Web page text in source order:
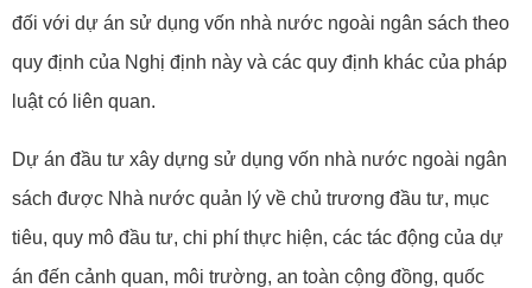
đối với dự án sử dụng vốn nhà nước ngoài ngân sách theo
quy định của Nghị định này và các quy định khác của pháp
luật có liên quan.
Dự án đầu tư xây dựng sử dụng vốn nhà nước ngoài ngân
sách được Nhà nước quản lý về chủ trương đầu tư, mục
tiêu, quy mô đầu tư, chi phí thực hiện, các tác động của dự
án đến cảnh quan, môi trường, an toàn cộng đồng, quốc